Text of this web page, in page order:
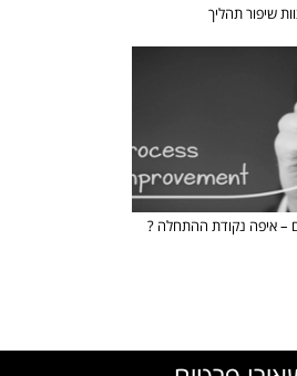
שיפור תהליך
– איפה נקודת ההתחלה ?